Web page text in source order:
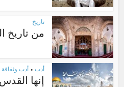
تاريخ
من تاريخ
أدب • أدب وثقافة
إنها